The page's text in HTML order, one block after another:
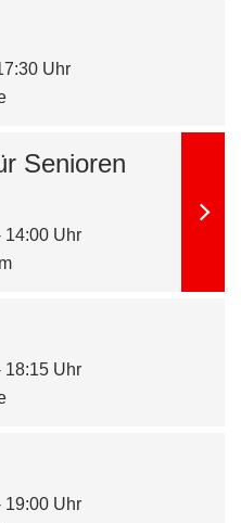
Uhr
14:00 Uhr
Senioren
18:15 Uhr
19:00 Uhr